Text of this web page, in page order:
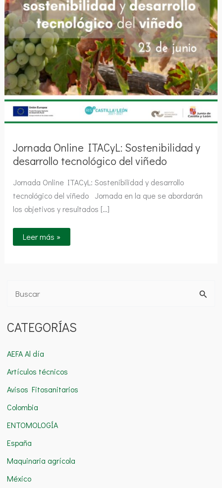
Jornada Online ITACyL: Sostenibilidad y
desarrollo tecnológico del viñedo
Jornada Online ITACyL: Sostenibilidad y desarrollo
tecnológico del viñedo Jornada en la que se abordarán
los objetivos y resultados […]
Leer más »
s
a
r
p
o
r
:
CATEGORÍAS
AEFA Al día
Artículos técnicos
Avisos Fitosanitarios
Colombia
ENTOMOLOGÍA
España
Maquinaria agrícola
México